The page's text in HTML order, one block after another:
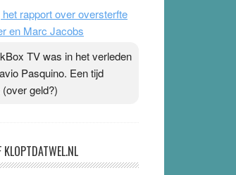
rapport over oversterfte
en Marc Jacobs
TV was in het verleden
Pasquino. Een tijd
geld?)
KLOPTDATWEL.NL